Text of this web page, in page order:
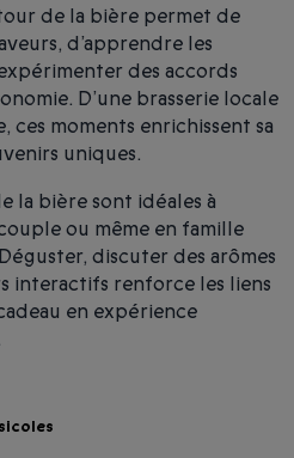
de la bière permet de
d’apprendre les
des accords
D’une brasserie locale
moments enrichissent sa
uniques.
la bière sont idéales à
ou même en famille
discuter des arômes
interactifs renforce les liens
en expérience